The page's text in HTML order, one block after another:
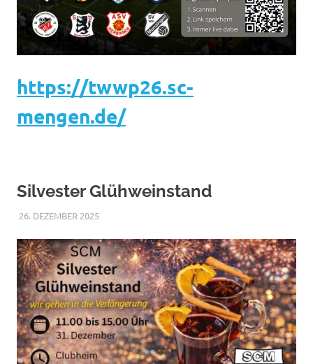
https://twwp26.sc-
mengen.de/
Silvester Glühweinstand
26. DEZEMBER 2025RAPHAEL RIESTERER
ALLGEMEIN